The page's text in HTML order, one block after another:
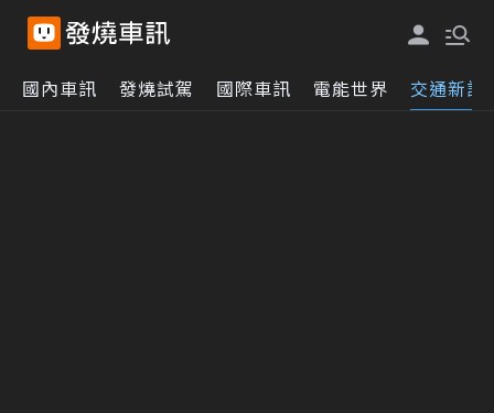
國內車訊 發燒試駕 國際車訊 電能世界 交通新訊